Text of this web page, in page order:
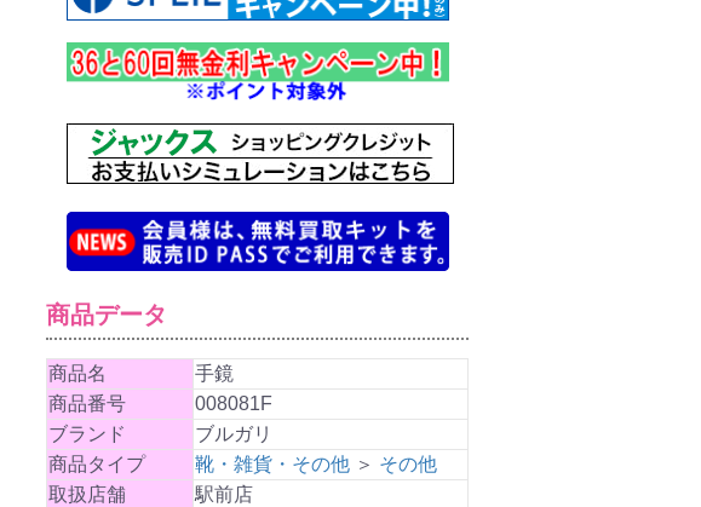
商品データ
商品名
手鏡
商品番号
008081F
ブランド
ブルガリ
商品タイプ
靴・雑貨・その他 ＞ その他
取扱店舗
駅前店